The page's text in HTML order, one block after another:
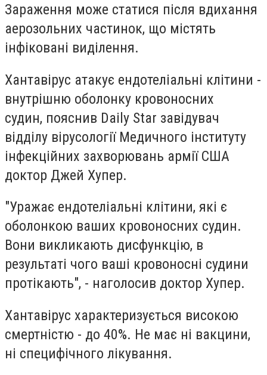
Зараження може статися після вдихання
аерозольних частинок, що містять
інфіковані виділення.
Хантавірус атакує ендотеліальні клітини -
внутрішню оболонку кровоносних
судин, пояснив Daily Star завідувач
відділу вірусології Медичного інституту
інфекційних захворювань армії США
доктор Джей Хупер.
"Уражає ендотеліальні клітини, які є
оболонкою ваших кровоносних судин.
Вони викликають дисфункцію, в
результаті чого ваші кровоносні судини
протікають", - наголосив доктор Хупер.
Хантавірус характеризується високою
смертністю - до 40%. Не має ні вакцини,
ні специфічного лікування.